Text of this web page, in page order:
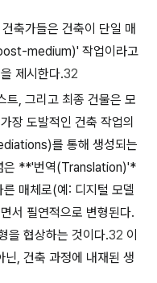
축가들은 건축이 단일 매
medium)' 작업이라고
제시한다.32
트, 그리고 최종 건물은 모
장 도발적인 건축 작업의
를 통해 생성되는
은 **'번역(Translation)'*
매체로(예: 디지털 모델
서 필연적으로 변형된다.
을 협상하는 것이다.32 이
, 건축 과정에 내재된 생